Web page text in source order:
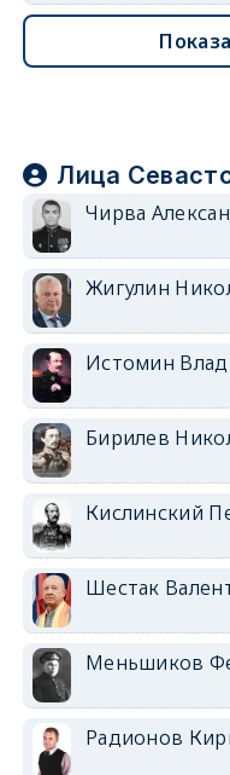
Лица
Чирва
Жигулин
Истомин
Бирилев
Кислинский
Шестак
Меньшиков
Радионов